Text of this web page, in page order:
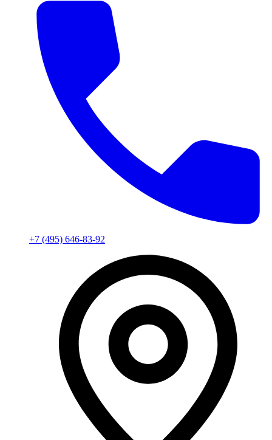
+7 (495) 646-83-92